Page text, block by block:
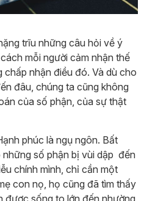
trĩu những câu hỏi về ý
mỗi người cảm nhận thế
chấp nhận điều đó. Và dù cho
đâu, chúng ta cũng không
của số phận, của sự thật
phúc là ngụ ngôn. Bất
số phận bị vùi dập đến
chính mình, chỉ cần một
con nọ, họ cũng đã tìm thấy